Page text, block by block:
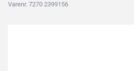
Varenr. 7270 2399156